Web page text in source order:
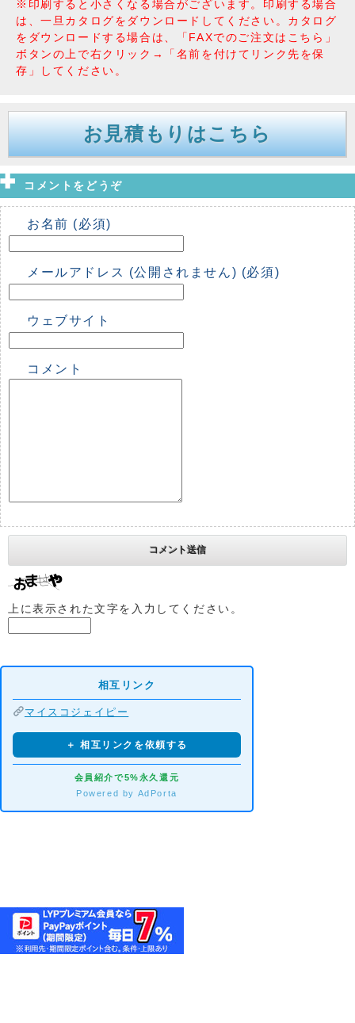
※印刷すると小さくなる場合がございます。印刷する場合
は、一旦カタログをダウンロードしてください。カタログ
をダウンロードする場合は、「FAXでのご注文はこちら」
ボタンの上で右クリック→「名前を付けてリンク先を保
存」してください。
お見積もりはこちら
コメントをどうぞ
お名前 (必須)
メールアドレス (公開されません) (必須)
ウェブサイト
コメント
上に表示された文字を入力してください。
相互リンク
マイスコジェイピー
＋ 相互リンクを依頼する
会員紹介で5%永久還元
Powered by AdPorta